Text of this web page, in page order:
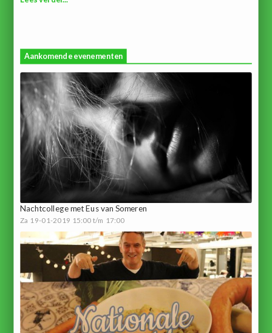
Aankomende evenementen
Nachtcollege met Eus van Someren
Za 19-01-2019 15:00 t/m 17:00